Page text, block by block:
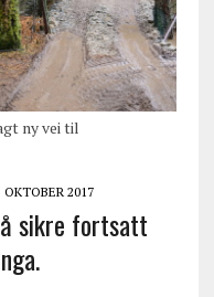
ny vei til
OKTOBER 2017
å sikre fortsatt